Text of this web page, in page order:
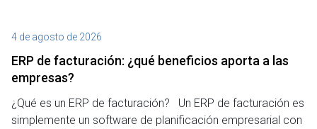
4 de agosto de 2026
ERP de facturación​: ¿qué beneficios aporta a las
empresas?
¿Qué es un ERP de facturación? Un ERP de facturación es
simplemente un software de planificación empresarial con